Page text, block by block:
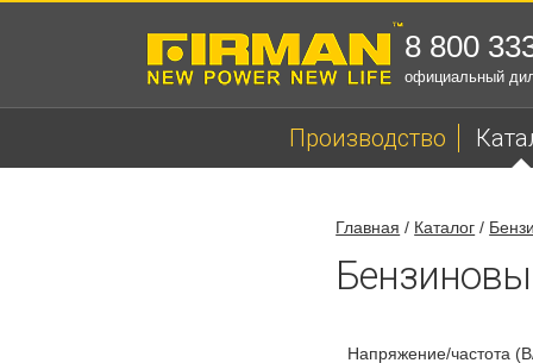
8 800
официальный
Производство
Главная / Каталог /
Напряжение/частота